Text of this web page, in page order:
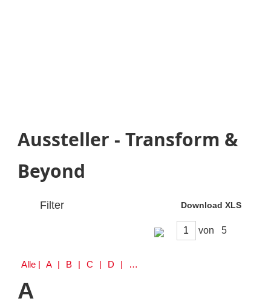
Aussteller - Transform &
Beyond
Filter Download XLS
von
Alle | A | B | C | D | E | F | G | H | I | K | M | N | O | P | Q | R | S | T | W | Z
A